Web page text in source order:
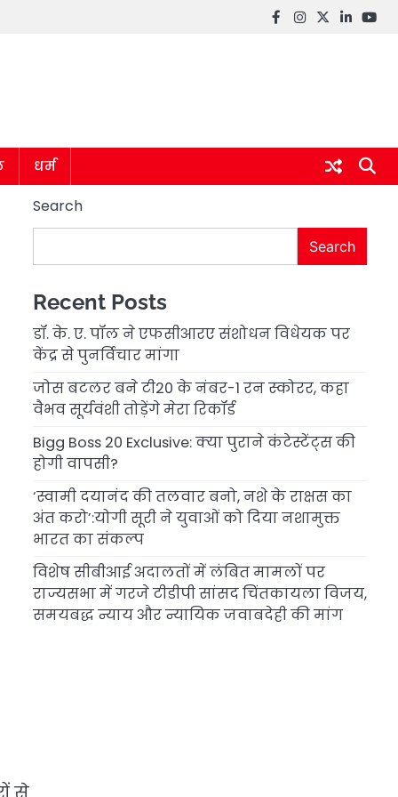
Facebook
instagram
twitter
linkedin
धर्म
Search
Search
Recent Posts
डॉ. के. ए. पॉल ने एफसीआरए संशोधन विधेयक पर
केंद्र से पुनर्विचार मांगा
जोस बटलर बने टी20 के नंबर-1 रन स्कोरर, कहा
वैभव सूर्यवंशी तोड़ेंगे मेरा रिकॉर्ड
Bigg Boss 20 Exclusive: क्या पुराने कंटेस्टेंट्स की
होगी वापसी?
‘स्वामी दयानंद की तलवार बनो, नशे के राक्षस का
अंत करो’:योगी सूरी ने युवाओं को दिया नशामुक्त
भारत का संकल्प
विशेष सीबीआई अदालतों में लंबित मामलों पर
राज्यसभा में गरजे टीडीपी सांसद चिंतकायला विजय,
समयबद्ध न्याय और न्यायिक जवाबदेही की मांग